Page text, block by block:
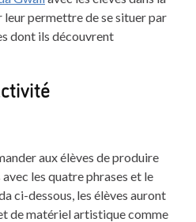
leur permettre de se situer par
dont ils découvrent
aux élèves de produire
les quatre phrases et le
ci-dessous, les élèves auront
de matériel artistique comme